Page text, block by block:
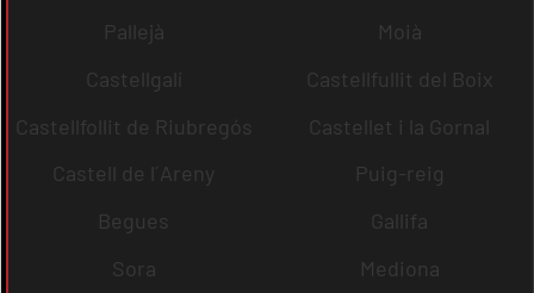
Pallejà
Moià
Castellgalí
Castellfullit del Boix
Castellfollit de Riubregós
Castellet i la Gornal
Castell de l´Areny
Puig-reig
Begues
Gallifa
Sora
Mediona